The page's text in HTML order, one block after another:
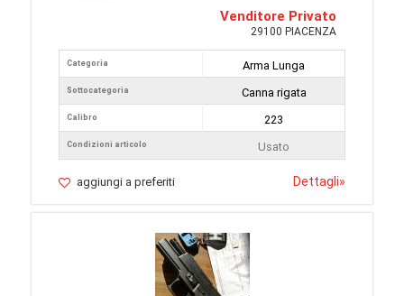
Venditore Privato
29100 PIACENZA
Categoria
Sottocategoria
Calibro
Condizioni articolo
Arma Lunga
Canna rigata
223
Usato
aggiungi a preferiti Dettagli»